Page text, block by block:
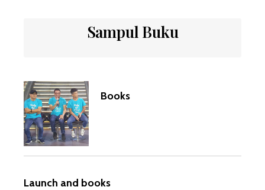
Sampul Buku
Books
Launch and books